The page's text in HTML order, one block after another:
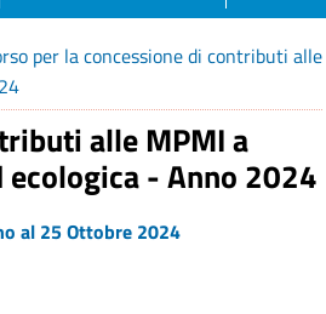
per la concessione di contributi alle
alle MPMI a
- Anno 2024
al 25 Ottobre 2024